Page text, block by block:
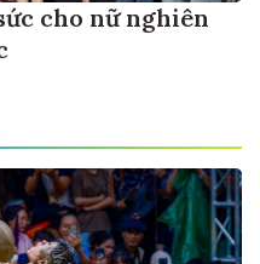
cho nữ nghiên